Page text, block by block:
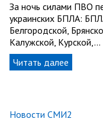
За ночь силами ПВО
украинских БПЛА:
Белгородской,
Калужской, Курской,…
Читать далее
Новости СМИ2